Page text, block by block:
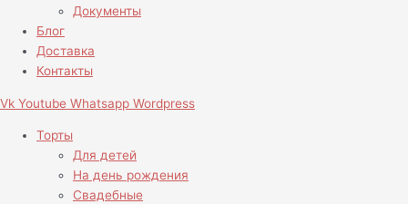
Документы
Блог
Доставка
Контакты
Vk Youtube Whatsapp Wordpress
Торты
Для детей
На день рождения
Свадебные